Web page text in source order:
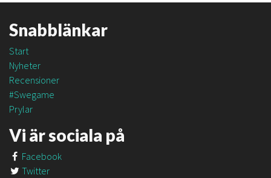
Snabblänkar
Start
Nyheter
Recensioner
#Swegame
Prylar
Vi är sociala på
Facebook
Twitter